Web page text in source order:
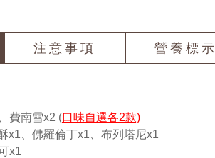
注意事項 營養標示
費南雪x2 (口味自選各2款)
x1、佛羅倫丁x1、布列塔尼x1
x1